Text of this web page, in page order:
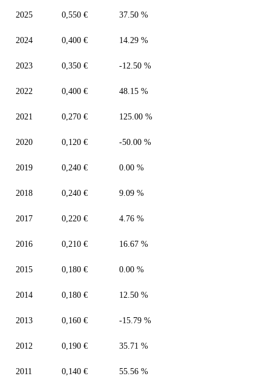
2025 0,550 € 37.50 %
2024 0,400 € 14.29 %
2023 0,350 € -12.50 %
2022 0,400 € 48.15 %
2021 0,270 € 125.00 %
2020 0,120 € -50.00 %
2019 0,240 € 0.00 %
2018 0,240 € 9.09 %
2017 0,220 € 4.76 %
2016 0,210 € 16.67 %
2015 0,180 € 0.00 %
2014 0,180 € 12.50 %
2013 0,160 € -15.79 %
2012 0,190 € 35.71 %
2011 0,140 € 55.56 %